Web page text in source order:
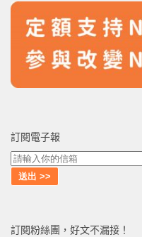
訂閱電子報
訂閱粉絲團，好文不漏接！